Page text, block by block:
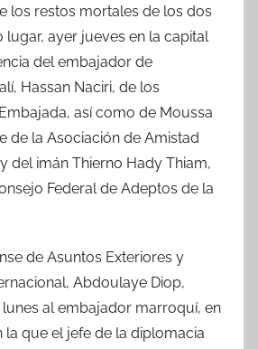
los restos mortales de los dos
ayer jueves en la capital
del embajador de
Hassan Naciri, de los
así como de Moussa
de la Asociación de Amistad
del imán Thierno Hady Thiam,
Federal de Adeptos de la
de Asuntos Exteriores y
Abdoulaye Diop,
al embajador marroquí, en
la que el jefe de la diplomacia